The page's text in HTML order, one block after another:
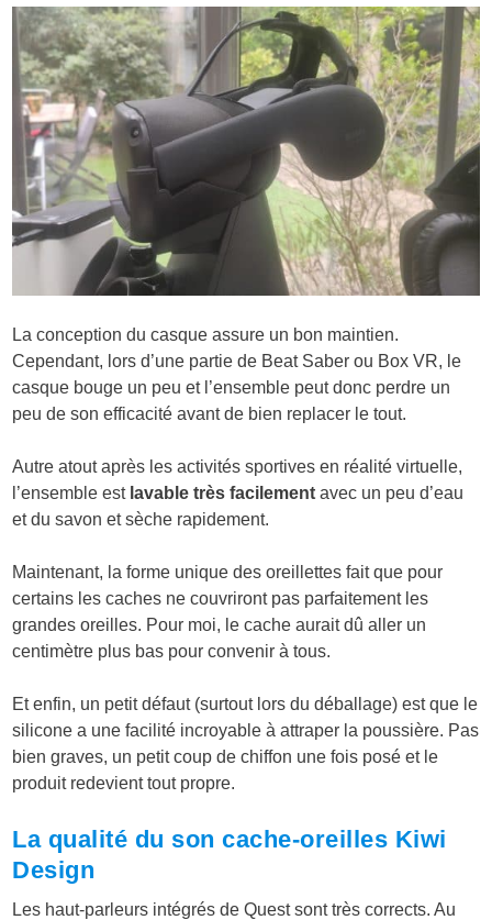
La conception du casque assure un bon maintien.
Cependant, lors d’une partie de Beat Saber ou Box VR, le
casque bouge un peu et l’ensemble peut donc perdre un
peu de son efficacité avant de bien replacer le tout.
Autre atout après les activités sportives en réalité virtuelle,
l’ensemble est lavable très facilement avec un peu d’eau
et du savon et sèche rapidement.
Maintenant, la forme unique des oreillettes fait que pour
certains les caches ne couvriront pas parfaitement les
grandes oreilles. Pour moi, le cache aurait dû aller un
centimètre plus bas pour convenir à tous.
Et enfin, un petit défaut (surtout lors du déballage) est que le
silicone a une facilité incroyable à attraper la poussière. Pas
bien graves, un petit coup de chiffon une fois posé et le
produit redevient tout propre.
La qualité du son cache-oreilles Kiwi
Design
Les haut-parleurs intégrés de Quest sont très corrects. Au